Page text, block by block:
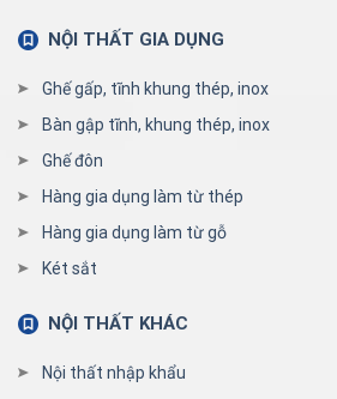
NỘI THẤT GIA DỤNG
Ghế gấp, tĩnh khung thép, inox
Bàn gập tĩnh, khung thép, inox
Ghế đôn
Hàng gia dụng làm từ thép
Hàng gia dụng làm từ gỗ
Két sắt
NỘI THẤT KHÁC
Nội thất nhập khẩu